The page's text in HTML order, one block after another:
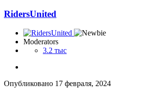
RidersUnited
Moderators
3.2 тыс
Опубликовано 17 февраля, 2024